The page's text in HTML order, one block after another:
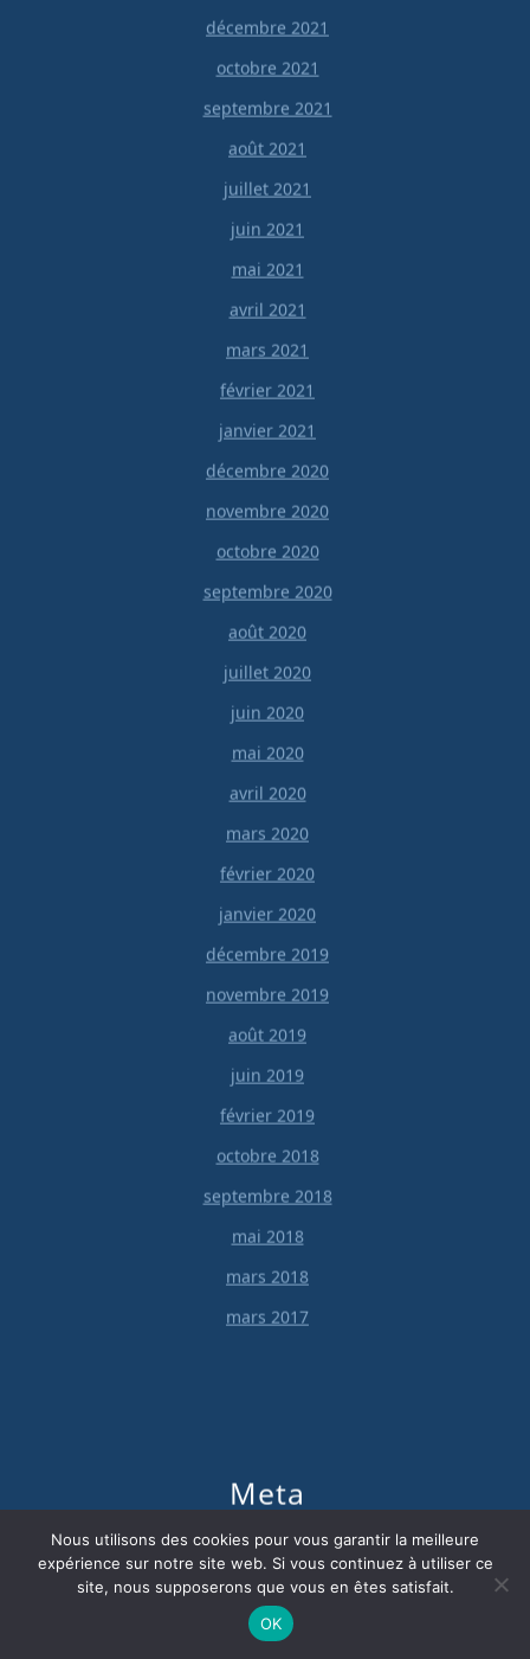
décembre 2021
octobre 2021
septembre 2021
août 2021
juillet 2021
juin 2021
mai 2021
avril 2021
mars 2021
février 2021
janvier 2021
décembre 2020
novembre 2020
octobre 2020
septembre 2020
août 2020
juillet 2020
juin 2020
mai 2020
avril 2020
mars 2020
février 2020
janvier 2020
décembre 2019
novembre 2019
août 2019
juin 2019
février 2019
octobre 2018
septembre 2018
mai 2018
mars 2018
mars 2017
Meta
Connexion
Nous utilisons des cookies pour vous garantir la meilleure
expérience sur notre site web. Si vous continuez à utiliser ce
site, nous supposerons que vous en êtes satisfait.
OK